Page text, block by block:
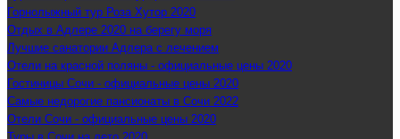
Горнолыжный тур Роза Хутор 2020
Отдых в Адлере 2020 на берегу моря
Лучшие санатории Адлера с лечением
Отели на красной поляны - официальные цены 2020
Гостиницы Сочи - официальные цены 2020
Самые недорогие пансионаты в Сочи 2022
Отели Сочи - официальные цены 2020